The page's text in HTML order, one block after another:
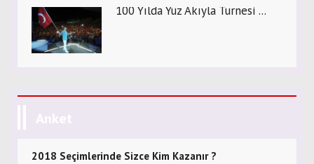
100 Yılda Yüz Akıyla Turnesi ...
Anket
2018 Seçimlerinde Sizce Kim Kazanır ?